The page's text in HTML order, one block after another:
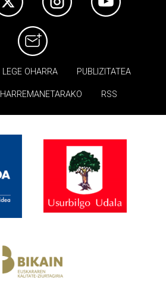
LEGE OHARRA PUBLIZITATEA
HARREMANETARAKO RSS